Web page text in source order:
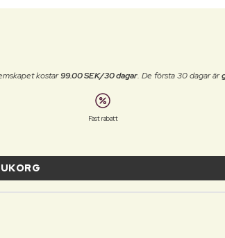
kostar99.00 SEK/30 dagar. De första 30 dagar är
Fast rabatt